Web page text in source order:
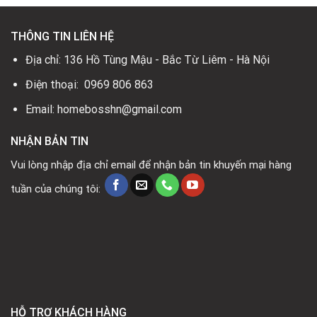
THÔNG TIN LIÊN HỆ
Địa chỉ: 136 Hồ Tùng Mậu - Bắc Từ Liêm - Hà Nội
Điện thoại: 0969 806 863
Email: homebosshn@gmail.com
NHẬN BẢN TIN
Vui lòng nhập địa chỉ email để nhận bản tin khuyến mại hàng
tuần của chúng tôi:
HỖ TRỢ KHÁCH HÀNG